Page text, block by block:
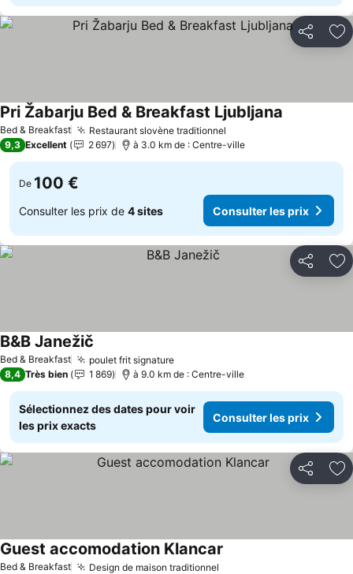
Partager
Bed & Breakfast Restaurant slovène traditionnel
Pri Žabarju Bed & Breakfast Ljubljana
9,3 Excellent 2 697 à 3.0 km de : Centre-ville
De 100 €
Consulter les prix de 4 sites Consulter les prix
Partager
Bed & Breakfast poulet frit signature
B&B Janežič
8,4 Très bien 1 869 à 9.0 km de : Centre-ville
Sélectionnez des dates pour voir
les prix exacts
Consulter les prix
Partager
Bed & Breakfast Design de maison traditionnel
Guest accomodation Klancar